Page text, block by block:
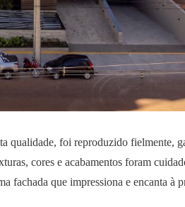
qualidade, foi reproduzido fielmente,
cores e acabamentos foram
fachada que impressiona e encanta à